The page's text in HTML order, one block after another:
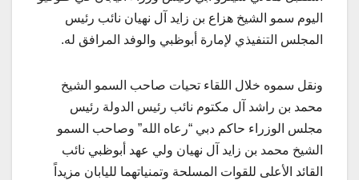
اليوم سمو الشيخ هزاع بن زايد آل نهيان نائب رئيس
المجلس التنفيذي لإمارة أبوظبي والوفد المرافق له.
ونقل سموه خلال اللقاء تحيات صاحب السمو الشيخ
محمد بن راشد آل مكتوم نائب رئيس الدولة رئيس
مجلس الوزراء حاكم دبي “رعاه الله” وصاحب السمو
الشيخ محمد بن زايد آل نهيان ولي عهد أبوظبي نائب
القائد الأعلى للقوات المسلحة وتمنياتهما لليابان مزيداً